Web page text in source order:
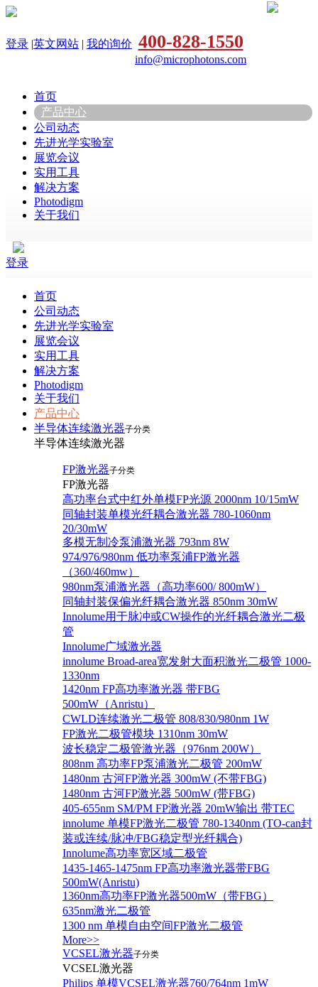
登录 |英文网站 | 我的询价 400-828-1550
info@microphotons.com
首页
产品中心
公司动态
先进光学实验室
展览会议
实用工具
解决方案
Photodigm
关于我们
登录
首页
公司动态
先进光学实验室
展览会议
实用工具
解决方案
Photodigm
关于我们
产品中心
半导体连续激光器子分类
半导体连续激光器
FP激光器子分类
FP激光器
高功率台式中红外单模FP光源 2000nm 10/15mW
同轴封装单模光纤耦合激光器 780-1060nm
20/30mW
多模无制冷泵浦激光器 793nm 8W
974/976/980nm 低功率泵浦FP激光器
（360/460mw）
980nm泵浦激光器（高功率600/ 800mW）
同轴封装保偏光纤耦合激光器 850nm 30mW
Innolume用于脉冲或CW操作的光纤耦合激光二极
管
Innolume广域激光器
innolume Broad-area宽发射大面积激光二极管 1000-
1330nm
1420nm FP高功率激光器 带FBG
500mW（Anristu）
CWLD连续激光二极管 808/830/980nm 1W
FP激光二极管模块 1310nm 30mW
波长稳定二极管激光器（976nm 200W）
808nm 高功率FP泵浦激光二极管 200mW
1480nm 古河FP激光器 300mW (不带FBG)
1480nm 古河FP激光器 500mW (带FBG)
405-655nm SM/PM FP激光器 20mW输出 带TEC
innolume 单模FP激光二极管 780-1340nm (TO-can封
装或连续/脉冲/FBG稳定型光纤耦合)
Innolume高功率宽区域二极管
1435-1465-1475nm FP高功率激光器带FBG
500mW(Anristu)
1360nm高功率FP激光器500mW（带FBG）
635nm激光二极管
1300 nm 单模自由空间FP激光二极管
More>>
VCSEL激光器子分类
VCSEL激光器
Philips 单模VCSEL激光器760/764nm 1mW